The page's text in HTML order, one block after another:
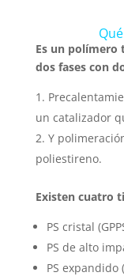
Es un polímero
dos fases con
un catalizador
Y
poliestireno.
Existen cuatro
PS cristal
PS de alto
PS expandido